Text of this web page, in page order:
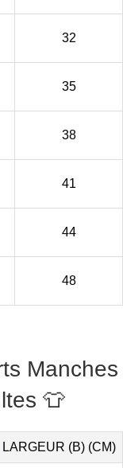
32
35
38
41
44
48
Manches
👕
LARGEUR (B) (CM)